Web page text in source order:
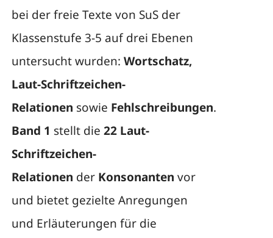
bei der freie Texte von SuS der
Klassenstufe 3-5 auf drei Ebenen
untersucht wurden: Wortschatz,
Laut-Schriftzeichen-
Relationen sowie Fehlschreibungen.
Band 1 stellt die 22 Laut-
Schriftzeichen-
Relationen der Konsonanten vor
und bietet gezielte Anregungen
und Erläuterungen für die